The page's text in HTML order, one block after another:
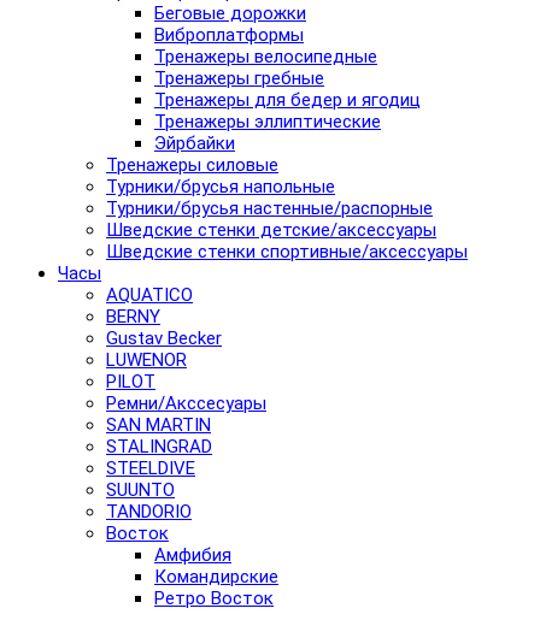
Беговые дорожки
Виброплатформы
Тренажеры велосипедные
Тренажеры гребные
Тренажеры для бедер и ягодиц
Тренажеры эллиптические
Эйрбайки
Тренажеры силовые
Турники/брусья напольные
Турники/брусья настенные/распорные
Шведские стенки детские/аксессуары
Шведские стенки спортивные/аксессуары
Часы
AQUATICO
BERNY
Gustav Becker
LUWENOR
PILOT
Pемни/Акссесуары
SAN MARTIN
STALINGRAD
STEELDIVE
SUUNTO
TANDORIO
Восток
Амфибия
Командирские
Ретро Восток